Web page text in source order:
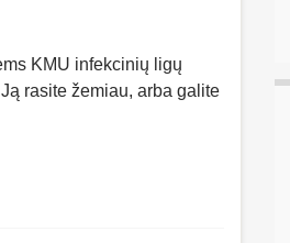
KMU infekcinių ligų
rasite žemiau, arba galite